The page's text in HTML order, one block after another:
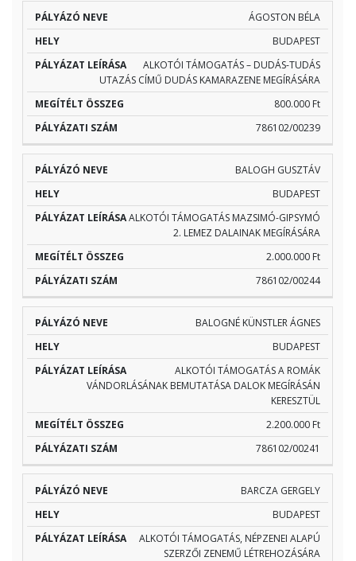
ÁGOSTON BÉLA
BUDAPEST
ALKOTÓI TÁMOGATÁS – DUDÁS-TUDÁS
UTAZÁS CÍMŰ DUDÁS KAMARAZENE MEGÍRÁSÁRA
800.000 Ft
786102/00239
BALOGH GUSZTÁV
BUDAPEST
ALKOTÓI TÁMOGATÁS MAZSIMÓ-GIPSYMÓ
2. LEMEZ DALAINAK MEGÍRÁSÁRA
2.000.000 Ft
786102/00244
BALOGNÉ KÜNSTLER ÁGNES
BUDAPEST
ALKOTÓI TÁMOGATÁS A ROMÁK
VÁNDORLÁSÁNAK BEMUTATÁSA DALOK MEGÍRÁSÁN
KERESZTÜL
2.200.000 Ft
786102/00241
BARCZA GERGELY
BUDAPEST
ALKOTÓI TÁMOGATÁS, NÉPZENEI ALAPÚ
SZERZŐI ZENEMŰ LÉTREHOZÁSÁRA